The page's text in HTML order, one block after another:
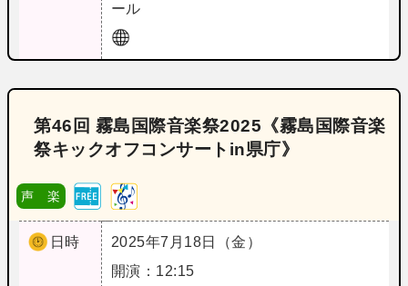
ール
第46回 霧島国際音楽祭2025《霧島国際音楽
祭キックオフコンサートin県庁》
声 楽
日時
2025年7月18日（金）
開演：12:15